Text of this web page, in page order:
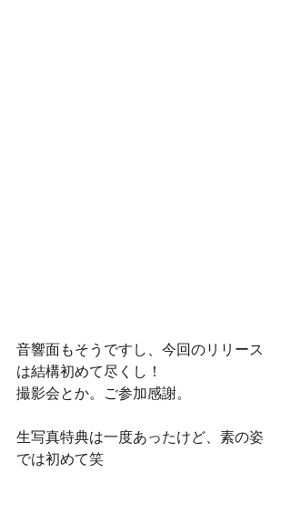
音響面もそうですし、今回のリリース
は結構初めて尽くし！
撮影会とか。ご参加感謝。
生写真特典は一度あったけど、素の姿
では初めて笑